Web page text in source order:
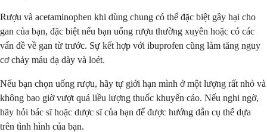
Rượu và acetaminophen khi dùng chung có thể đặc biệt gây hại cho
gan của bạn, đặc biệt nếu bạn uống rượu thường xuyên hoặc có các
vấn đề về gan từ trước. Sự kết hợp với ibuprofen cũng làm tăng nguy
cơ chảy máu dạ dày và loét.
Nếu bạn chọn uống rượu, hãy tự giới hạn mình ở một lượng rất nhỏ và
không bao giờ vượt quá liều lượng thuốc khuyến cáo. Nếu nghi ngờ,
hãy hỏi bác sĩ hoặc dược sĩ của bạn để được hướng dẫn cụ thể dựa
trên tình hình của bạn.